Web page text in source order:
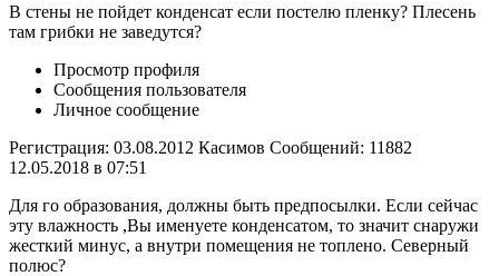
В стены не пойдет конденсат если постелю пленку? Плесень
там грибки не заведутся?
Просмотр профиля
Сообщения пользователя
Личное сообщение
Регистрация: 03.08.2012 Касимов Сообщений: 11882
12.05.2018 в 07:51
Для го образования, должны быть предпосылки. Если сейчас
эту влажность ,Вы именуете конденсатом, то значит снаружи
жесткий минус, а внутри помещения не топлено. Северный
полюс?